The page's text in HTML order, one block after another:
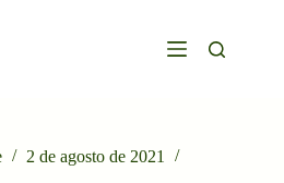
2 de agosto de 2021